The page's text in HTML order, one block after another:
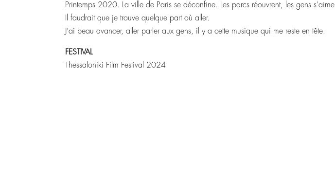
Printemps 2020. La ville de Paris se déconfine. Les parcs réouvrent, les gens
Il faudrait que je trouve quelque part où aller.
J’ai beau avancer, aller parler aux gens, il y a cette musique qui me reste en tête.
FESTIVAL
Thessaloniki Film Festival 2024